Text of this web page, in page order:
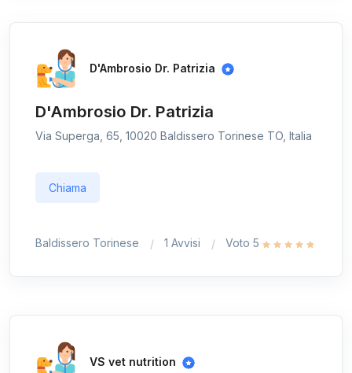
D'Ambrosio Dr. Patrizia
D'Ambrosio Dr. Patrizia
Via Superga, 65, 10020 Baldissero Torinese TO, Italia
Chiama
Baldissero Torinese 1 Avvisi Voto 5
VS vet nutrition